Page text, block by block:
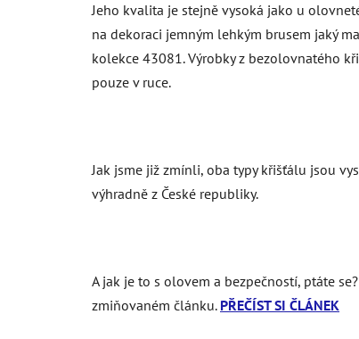
Jeho kvalita je stejně vysoká jako u
na dekoraci jemným lehkým brusem jaký
kolekce 43081. Výrobky z bezolovnatého
pouze v ruce.
Jak jsme již zmínli, oba typy křišťálu jsou
výhradně z České republiky.
A jak je to s olovem a bezpečností, ptáte
zmiňovaném článku. PŘEČÍST SI ČLÁNEK